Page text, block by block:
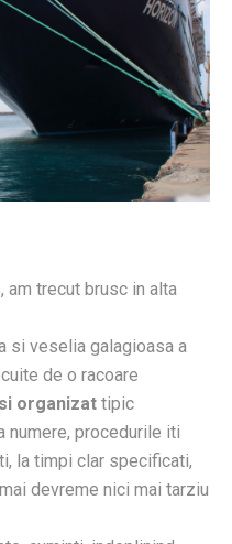
am trecut brusc in alta
si veselia galagioasa a
de o racoare
organizat tipic
numere, procedurile iti
la timpi clar specificati,
devreme nici mai tarziu